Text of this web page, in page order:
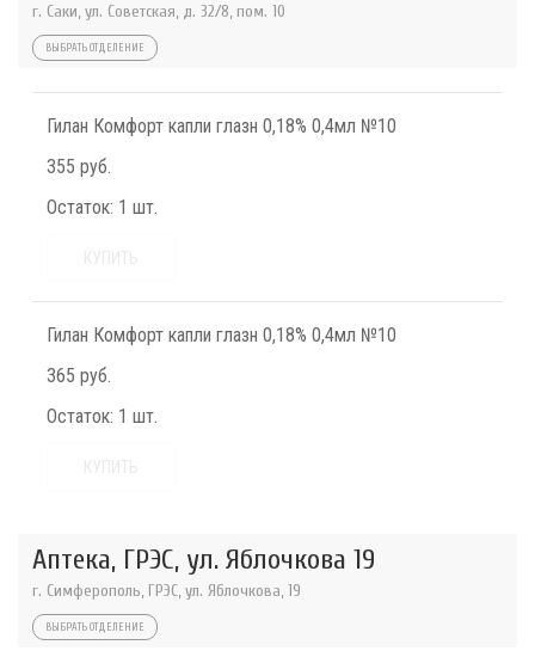
г. Саки, ул. Советская, д. 32/8, пом. 10
ВЫБРАТЬ ОТДЕЛЕНИЕ
Гилан Комфорт капли глазн 0,18% 0,4мл №10
355 руб.
Остаток: 1 шт.
Гилан Комфорт капли глазн 0,18% 0,4мл №10
365 руб.
Остаток: 1 шт.
Аптека, ГРЭС, ул. Яблочкова 19
г. Симферополь, ГРЭС, ул. Яблочкова, 19
ВЫБРАТЬ ОТДЕЛЕНИЕ